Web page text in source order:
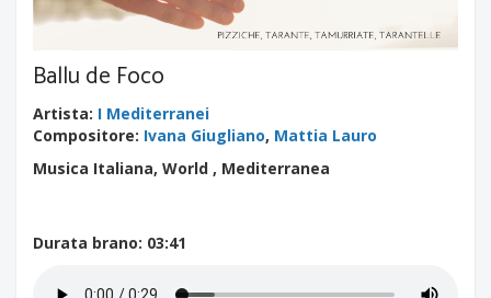
Ballu de Foco
Artista: I Mediterranei
Compositore: Ivana Giugliano, Mattia Lauro
Musica Italiana, World , Mediterranea
Durata brano: 03:41